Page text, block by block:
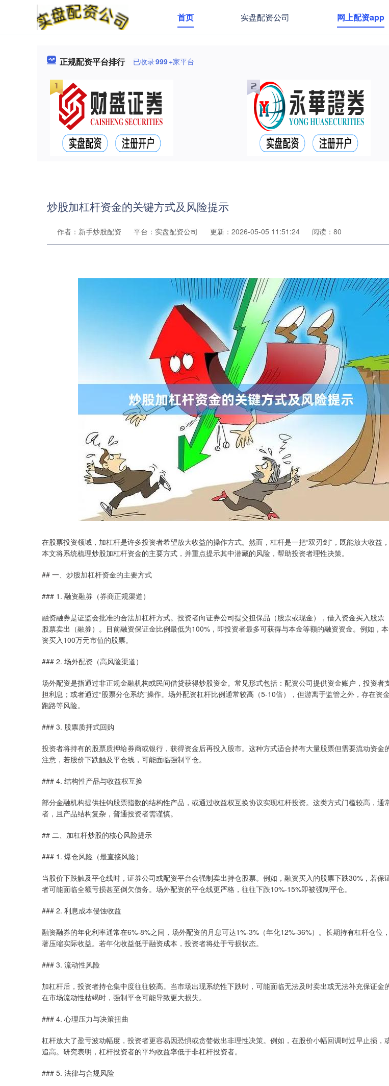
首页 实盘配资公司 网上配资app
正规配资平台排行 已收录999+家平台
炒股加杠杆资金的关键方式及风险提示
作者：新手炒股配资 平台：实盘配资公司 更新：2026-05-05 11:51:24 阅读：80
在股票投资领域，加杠杆是许多投资者希望放大收益的操作方式。然而，杠杆是一把“双刃剑”，既能放大收益，
本文将系统梳理炒股加杠杆资金的主要方式，并重点提示其中潜藏的风险，帮助投资者理性决策。
## 一、炒股加杠杆资金的主要方式
### 1. 融资融券（券商正规渠道）
融资融券是证监会批准的合法加杠杆方式。投资者向证券公司提交担保品（股票或现金），借入资金买入股票
股票卖出（融券）。目前融资保证金比例最低为100%，即投资者最多可获得与本金等额的融资资金。例如，
资买入100万元市值的股票。
### 2. 场外配资（高风险渠道）
场外配资是指通过非正规金融机构或民间借贷获得炒股资金。常见形式包括：配资公司提供资金账户，投资者
担利息；或者通过“股票分仓系统”操作。场外配资杠杆比例通常较高（5-10倍），但游离于监管之外，存在资
跑路等风险。
### 3. 股票质押式回购
投资者将持有的股票质押给券商或银行，获得资金后再投入股市。这种方式适合持有大量股票但需要流动资金
注意，若股价下跌触及平仓线，可能面临强制平仓。
### 4. 结构性产品与收益权互换
部分金融机构提供挂钩股票指数的结构性产品，或通过收益权互换协议实现杠杆投资。这类方式门槛较高，通
者，且产品结构复杂，普通投资者需谨慎。
## 二、加杠杆炒股的核心风险提示
### 1. 爆仓风险（最直接风险）
当股价下跌触及平仓线时，证券公司或配资平台会强制卖出持仓股票。例如，融资买入的股票下跌30%，若保
者可能面临全额亏损甚至倒欠债务。场外配资的平仓线更严格，往往下跌10%-15%即被强制平仓。
### 2. 利息成本侵蚀收益
融资融券的年化利率通常在6%-8%之间，场外配资的月息可达1%-3%（年化12%-36%）。长期持有杠杆仓位
著压缩实际收益。若年化收益低于融资成本，投资者将处于亏损状态。
### 3. 流动性风险
加杠杆后，投资者持仓集中度往往较高。当市场出现系统性下跌时，可能面临无法及时卖出或无法补充保证金
在市场流动性枯竭时，强制平仓可能导致更大损失。
### 4. 心理压力与决策扭曲
杠杆放大了盈亏波动幅度，投资者更容易因恐惧或贪婪做出非理性决策。例如，在股价小幅回调时过早止损，
追高。研究表明，杠杆投资者的平均收益率低于非杠杆投资者。
### 5. 法律与合规风险